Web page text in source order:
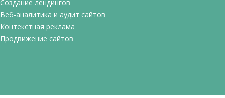
Создание лендингов
Веб-аналитика и аудит сайтов
Контекстная реклама
Продвижение сайтов